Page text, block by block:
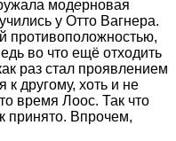
модерновая
у Отто Вагнера.
противоположностью,
во что ещё отходить
раз стал проявлением
к другому, хоть и не
время Лоос. Так что
принято. Впрочем,